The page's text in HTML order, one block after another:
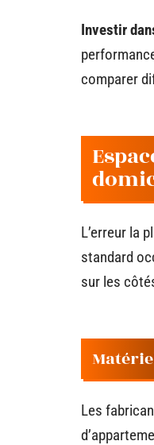
Investir
comparer
L’erreur la
standard
sur les
Les